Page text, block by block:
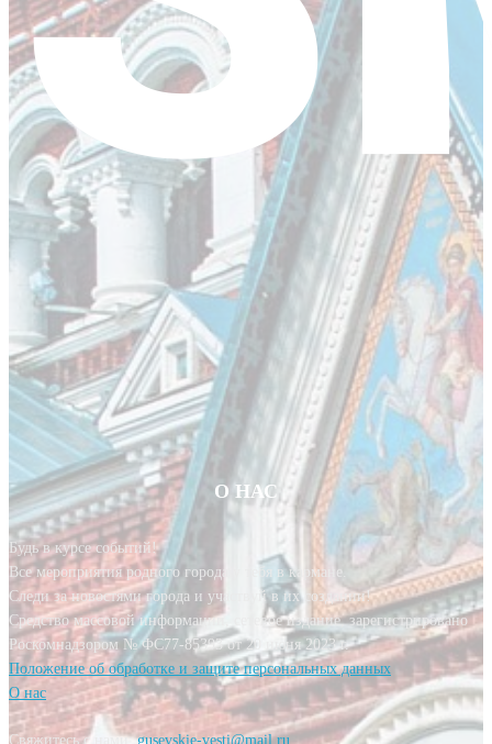
О НАС
Будь в курсе событий!
Все мероприятия родного города у тебя в кармане.
Следи за новостями города и участвуй в их создании!
Средство массовой информации, сетевое издание, зарегистрировано
Роскомнадзором № ФС77-85393 от 20 июня 2023 г.
Положение об обработке и защите персональных данных
О нас
Свяжитесь с нами:gusevskie-vesti@mail.ru